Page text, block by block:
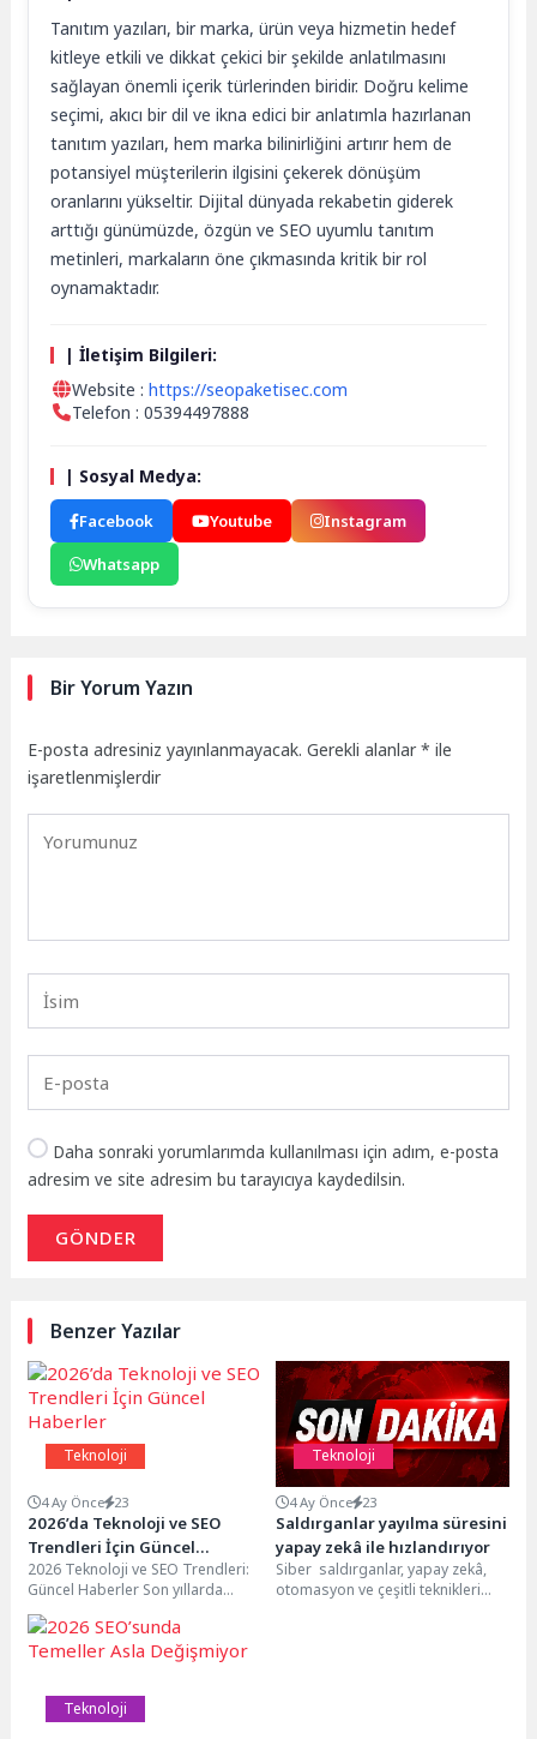
Tanıtım yazıları, bir marka, ürün veya hizmetin hedef
kitleye etkili ve dikkat çekici bir şekilde anlatılmasını
sağlayan önemli içerik türlerinden biridir. Doğru kelime
seçimi, akıcı bir dil ve ikna edici bir anlatımla hazırlanan
tanıtım yazıları, hem marka bilinirliğini artırır hem de
potansiyel müşterilerin ilgisini çekerek dönüşüm
oranlarını yükseltir. Dijital dünyada rekabetin giderek
arttığı günümüzde, özgün ve SEO uyumlu tanıtım
metinleri, markaların öne çıkmasında kritik bir rol
oynamaktadır.
| İletişim Bilgileri:
Website :https://seopaketisec.com
Telefon : 05394497888
| Sosyal Medya:
Facebook Youtube
Instagram
Whatsapp
Bir Yorum Yazın
E-posta adresiniz yayınlanmayacak. Gerekli alanlar* ile
işaretlenmişlerdir
Daha sonraki yorumlarımda kullanılması için adım, e-posta
adresim ve site adresim bu tarayıcıya kaydedilsin.
GÖNDER
Benzer Yazılar
Teknoloji
4 Ay Önce 23
2026’da Teknoloji ve SEO
Trendleri İçin Güncel
Haberler
2026 Teknoloji ve SEO Trendleri:
Güncel Haberler Son yıllarda
dijital pazarlama dünyasında hızla
değişen trendler,...
Teknoloji
4 Ay Önce 23
Saldırganlar yayılma süresini
yapay zekâ ile hızlandırıyor
Siber saldırganlar, yapay zekâ,
otomasyon ve çeşitli teknikleri
Teknoloji